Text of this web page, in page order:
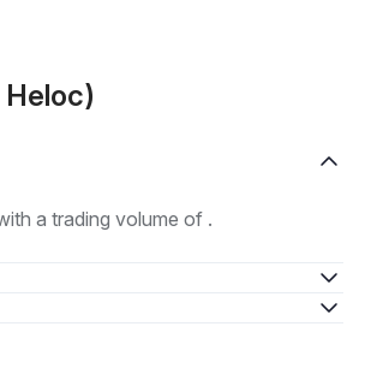
a trading volume of .